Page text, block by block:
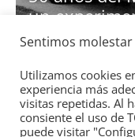
ESF 13:
El
Sentimos
Utilizamos cookies
experiencia más
visitas repetidas. Al
consiente el uso de
puede visitar